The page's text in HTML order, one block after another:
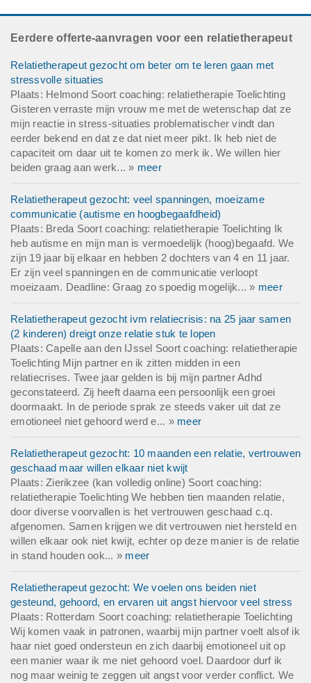
Eerdere offerte-aanvragen voor een relatietherapeut
Relatietherapeut gezocht om beter om te leren gaan met
stressvolle situaties
Plaats: Helmond Soort coaching: relatietherapie Toelichting
Gisteren verraste mijn vrouw me met de wetenschap dat ze
mijn reactie in stress-situaties problematischer vindt dan
eerder bekend en dat ze dat niet meer pikt. Ik heb niet de
capaciteit om daar uit te komen zo merk ik. We willen hier
beiden graag aan werk... » meer
Relatietherapeut gezocht: veel spanningen, moeizame
communicatie (autisme en hoogbegaafdheid)
Plaats: Breda Soort coaching: relatietherapie Toelichting Ik
heb autisme en mijn man is vermoedelijk (hoog)begaafd. We
zijn 19 jaar bij elkaar en hebben 2 dochters van 4 en 11 jaar.
Er zijn veel spanningen en de communicatie verloopt
moeizaam. Deadline: Graag zo spoedig mogelijk... » meer
Relatietherapeut gezocht ivm relatiecrisis: na 25 jaar samen
(2 kinderen) dreigt onze relatie stuk te lopen
Plaats: Capelle aan den IJssel Soort coaching: relatietherapie
Toelichting Mijn partner en ik zitten midden in een
relatiecrises. Twee jaar gelden is bij mijn partner Adhd
geconstateerd. Zij heeft daarna een persoonlijk een groei
doormaakt. In de periode sprak ze steeds vaker uit dat ze
emotioneel niet gehoord werd e... » meer
Relatietherapeut gezocht: 10 maanden een relatie, vertrouwen
geschaad maar willen elkaar niet kwijt
Plaats: Zierikzee (kan volledig online) Soort coaching:
relatietherapie Toelichting We hebben tien maanden relatie,
door diverse voorvallen is het vertrouwen geschaad c.q.
afgenomen. Samen krijgen we dit vertrouwen niet hersteld en
willen elkaar ook niet kwijt, echter op deze manier is de relatie
in stand houden ook... » meer
Relatietherapeut gezocht: We voelen ons beiden niet
gesteund, gehoord, en ervaren uit angst hiervoor veel stress
Plaats: Rotterdam Soort coaching: relatietherapie Toelichting
Wij komen vaak in patronen, waarbij mijn partner voelt alsof ik
haar niet goed ondersteun en zich daarbij emotioneel uit op
een manier waar ik me niet gehoord voel. Daardoor durf ik
nog maar weinig te zeggen uit angst voor verder conflict. We